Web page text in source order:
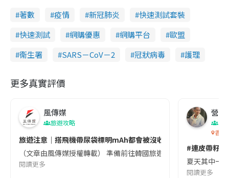
著數 疫情 新冠肺炎
快速測試套裝
快速測試
網購優惠 網購平台
歐盟
衞生署
SARS－CoV－2 冠狀病毒 護理
更多真實評價
風傳媒
旅遊攻略
旅遊注意｜搭飛機帶尿袋標明mAh都會被沒收😱出發前切記檢查
（文章由風傳媒授權轉載） 準備前往韓國旅遊的民眾，近期要
閱讀更多
營養
香港
#連皮帶籽
夏天其中一
閱讀更多